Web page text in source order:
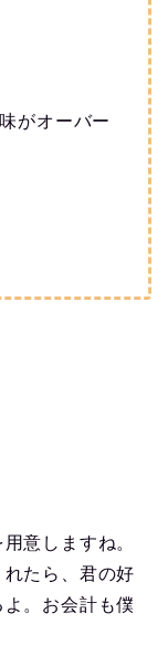
がオーバー
意しますね。
たら、君の好
。お会計も僕